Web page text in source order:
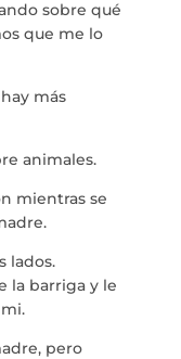
sobre qué
que me lo
más
animales.
mientras se
lados.
la barriga y le
pero